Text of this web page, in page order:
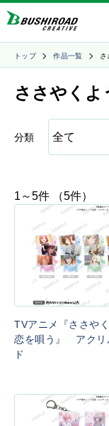
トップ 作品一覧 さ
ささやくよ
分類
1～5件 （5件）
TVアニメ『ささや
恋を唄う』 アクリ
ド